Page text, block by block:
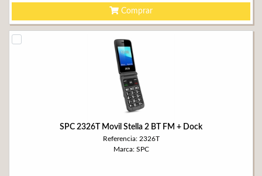
Comprar
SPC 2326T Movil Stella 2 BT FM + Dock
Referencia: 2326T
Marca: SPC